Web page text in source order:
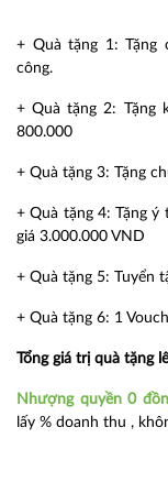
+ Quà tặng 1: Tặng
công.
+ Quà tặng 2: Tặng
800.000
+ Quà tặng 3: Tặng
+ Quà tặng 4: Tặng
giá 3.000.000 VND
+ Quà tặng 5: Tuyển
+ Quà tặng 6: 1
Tổng giá trị quà tặng
Nhượng quyền 0
lấy % doanh thu ,